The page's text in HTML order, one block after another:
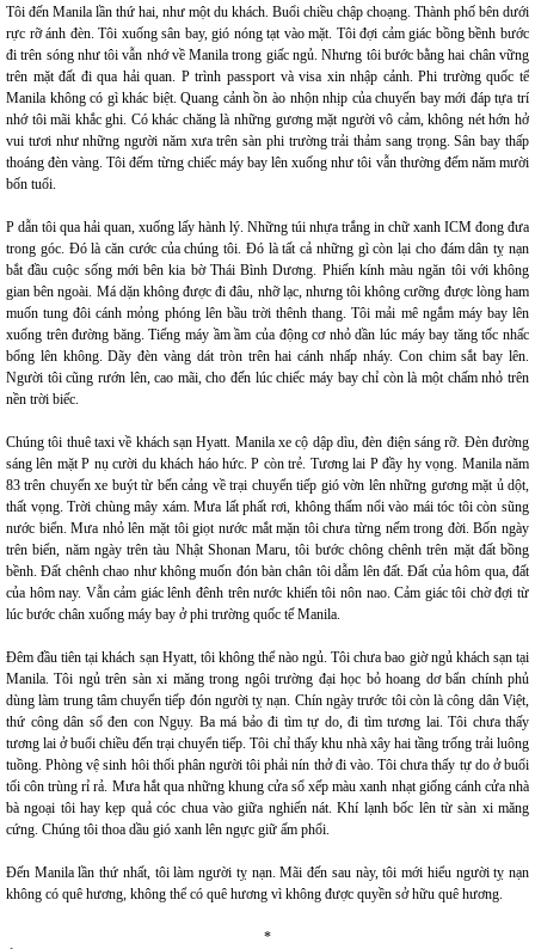
Tôi đến Manila lần thứ hai, như một du khách. Buổi chiều chập choạng. Thành phố bên dưới
rực rỡ ánh đèn. Tôi xuống sân bay, gió nóng tạt vào mặt. Tôi đợi cảm giác bồng bềnh bước
đi trên sóng như tôi vẫn nhớ về Manila trong giấc ngủ. Nhưng tôi bước bằng hai chân vững
trên mặt đất đi qua hải quan. P trình passport và visa xin nhập cảnh. Phi trường quốc tế
Manila không có gì khác biệt. Quang cảnh ồn ào nhộn nhịp của chuyến bay mới đáp tựa trí
nhớ tôi mãi khắc ghi. Có khác chăng là những gương mặt người vô cảm, không nét hớn hở
vui tươi như những người năm xưa trên sàn phi trường trải thảm sang trọng. Sân bay thấp
thoáng đèn vàng. Tôi đếm từng chiếc máy bay lên xuống như tôi vẫn thường đếm năm mười
bốn tuổi.
P dẫn tôi qua hải quan, xuống lấy hành lý. Những túi nhựa trắng in chữ xanh ICM đong đưa
trong góc. Đó là căn cước của chúng tôi. Đó là tất cả những gì còn lại cho đám dân tỵ nạn
bắt đầu cuộc sống mới bên kia bờ Thái Bình Dương. Phiến kính màu ngăn tôi với không
gian bên ngoài. Má dặn không được đi đâu, nhỡ lạc, nhưng tôi không cưỡng được lòng ham
muốn tung đôi cánh mỏng phóng lên bầu trời thênh thang. Tôi mải mê ngắm máy bay lên
xuống trên đường băng. Tiếng máy ầm ầm của động cơ nhỏ dần lúc máy bay tăng tốc nhấc
bổng lên không. Dãy đèn vàng dát tròn trên hai cánh nhấp nháy. Con chim sắt bay lên.
Người tôi cũng rướn lên, cao mãi, cho đến lúc chiếc máy bay chỉ còn là một chấm nhỏ trên
nền trời biếc.
Chúng tôi thuê taxi về khách sạn Hyatt. Manila xe cộ dập dìu, đèn điện sáng rỡ. Đèn đường
sáng lên mặt P nụ cười du khách háo hức. P còn trẻ. Tương lai P đầy hy vọng. Manila năm
83 trên chuyến xe buýt từ bến cảng về trại chuyển tiếp gió vờn lên những gương mặt ủ dột,
thất vọng. Trời chùng mây xám. Mưa lất phất rơi, không thấm nổi vào mái tóc tôi còn sũng
nước biển. Mưa nhỏ lên mặt tôi giọt nước mắt mặn tôi chưa từng nếm trong đời. Bốn ngày
trên biển, năm ngày trên tàu Nhật Shonan Maru, tôi bước chông chênh trên mặt đất bồng
bềnh. Đất chênh chao như không muốn đón bàn chân tôi dẫm lên đất. Đất của hôm qua, đất
của hôm nay. Vẫn cảm giác lênh đênh trên nước khiến tôi nôn nao. Cảm giác tôi chờ đợi từ
lúc bước chân xuống máy bay ở phi trường quốc tế Manila.
Đêm đầu tiên tại khách sạn Hyatt, tôi không thể nào ngủ. Tôi chưa bao giờ ngủ khách sạn tại
Manila. Tôi ngủ trên sàn xi măng trong ngôi trường đại học bỏ hoang dơ bẩn chính phủ
dùng làm trung tâm chuyển tiếp đón người tỵ nạn. Chín ngày trước tôi còn là công dân Việt,
thứ công dân sổ đen con Ngụy. Ba má bảo đi tìm tự do, đi tìm tương lai. Tôi chưa thấy
tương lai ở buổi chiều đến trại chuyển tiếp. Tôi chỉ thấy khu nhà xây hai tầng trống trải luông
tuồng. Phòng vệ sinh hôi thối phân người tôi phải nín thở đi vào. Tôi chưa thấy tự do ở buổi
tối côn trùng rỉ rả. Mưa hắt qua những khung cửa sổ xếp màu xanh nhạt giống cánh cửa nhà
bà ngoại tôi hay kẹp quả cóc chua vào giữa nghiến nát. Khí lạnh bốc lên từ sàn xi măng
cứng. Chúng tôi thoa dầu gió xanh lên ngực giữ ấm phổi.
Đến Manila lần thứ nhất, tôi làm người tỵ nạn. Mãi đến sau này, tôi mới hiểu người tỵ nạn
không có quê hương, không thể có quê hương vì không được quyền sở hữu quê hương.
*